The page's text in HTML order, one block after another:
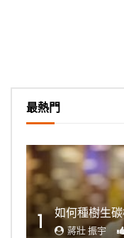
最熱門
1 蔣壯 振宇